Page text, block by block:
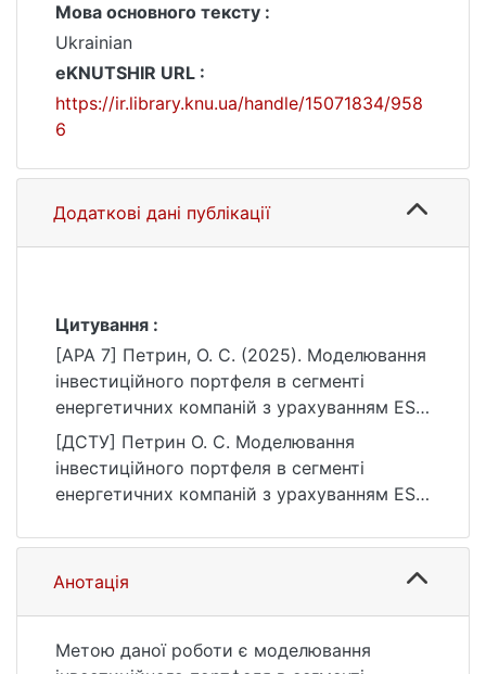
Мова основного тексту :
Ukrainian
eKNUTSHIR URL :
https://ir.library.knu.ua/handle/15071834/958
6
Додаткові дані публікації
Цитування :
[APA 7] Петрин, О. С. (2025). Моделювання
інвестиційного портфеля в сегменті
енергетичних компаній з урахуванням ESG
факторів [Бакалаврська робота, Київський
національний університет імені Тараса
Шевченка]. eKNUTSHIR.
https://ir.library.knu.ua/handle/15071834/958
6
[ДСТУ] Петрин О. С. Моделювання
інвестиційного портфеля в сегменті
енергетичних компаній з урахуванням ESG
бакалавра : 051 Економіка / наук. кер. А. Б.
Камінський. Київ, 2025. 63 с. URL:
https://ir.library.knu.ua/handle/15071834/958
Анотація
Метою даної роботи є моделювання